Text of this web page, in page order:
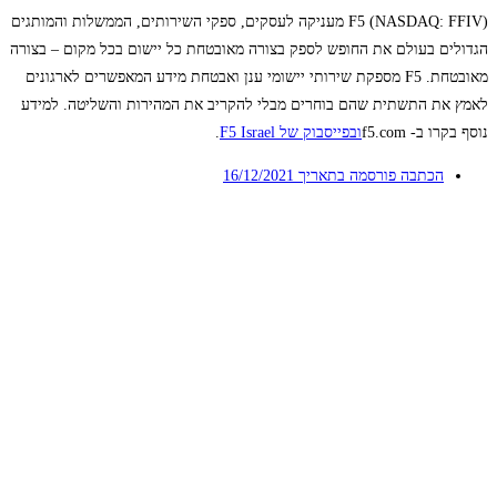
F5 (NASDAQ: FFIV) מעניקה לעסקים, ספקי השירותים, הממשלות והמותגים
הגדולים בעולם את החופש לספק בצורה מאובטחת כל יישום בכל מקום – בצורה
מאובטחת. F5 מספקת שירותי יישומי ענן ואבטחת מידע המאפשרים לארגונים
לאמץ את התשתית שהם בוחרים מבלי להקריב את המהירות והשליטה. למידע
נוסף בקרו ב- f5.com
ובפייסבוק של F5 Israel .
הכתבה פורסמה בתאריך 16/12/2021